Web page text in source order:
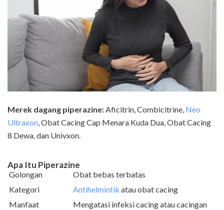
Merek dagang piperazine:Aficitrin, Combicitrine, Neo
Ultraxon, Obat Cacing Cap Menara Kuda Dua, Obat Cacing
8 Dewa, dan Univxon.
Apa Itu Piperazine
Golongan
Obat bebas terbatas
Kategori
Antihelmintik atau obat cacing
Manfaat
Mengatasi infeksi cacing atau cacingan